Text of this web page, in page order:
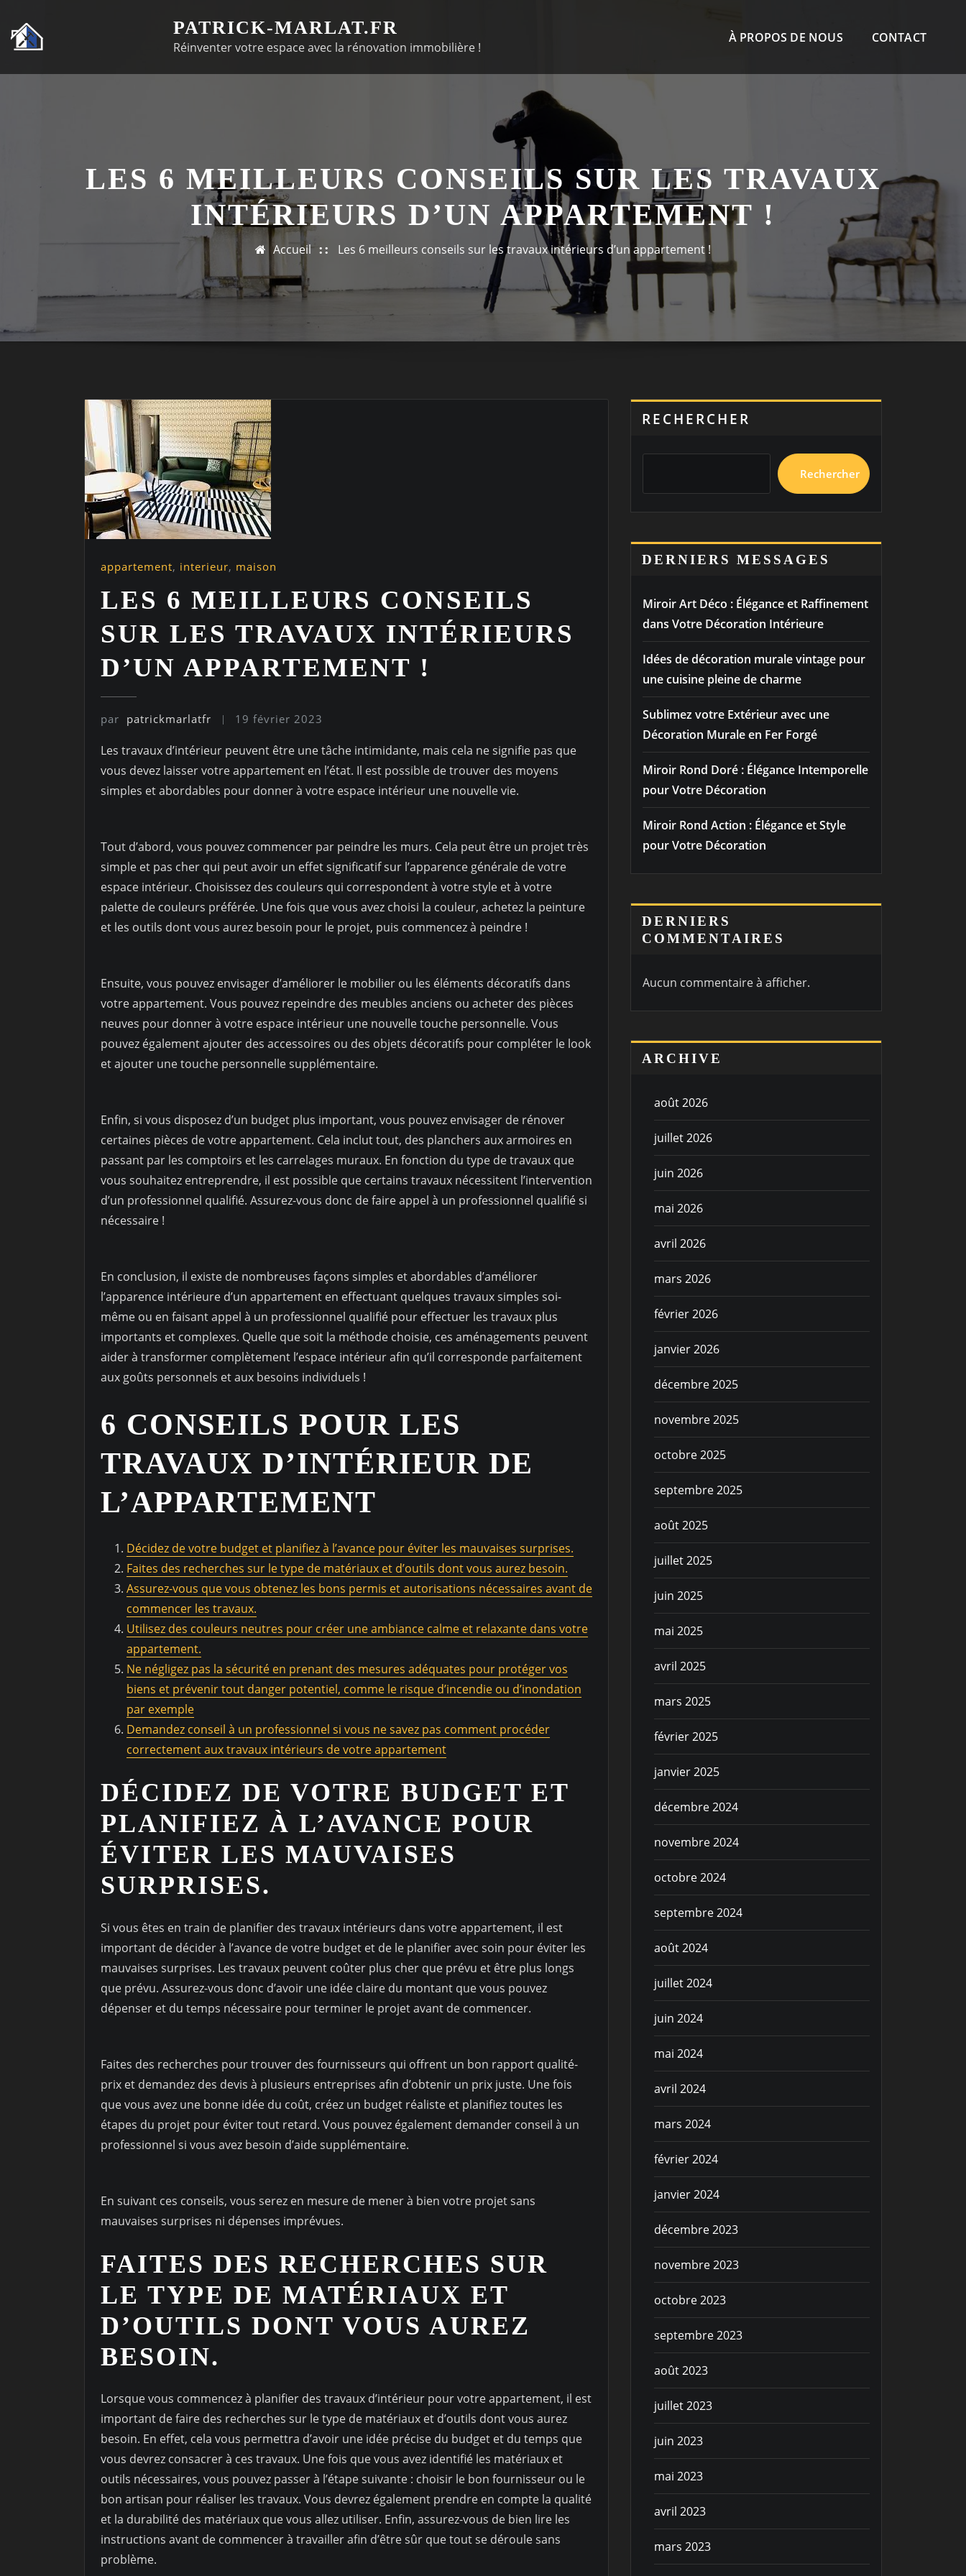
au
contenu
PATRICK-MARLAT.FR
Réinventer votre espace avec la rénovation immobilière !
À PROPOS DE NOUS CONTACT
LES 6 MEILLEURS CONSEILS SUR LES TRAVAUX
INTÉRIEURS D’UN APPARTEMENT !
Accueil Les 6 meilleurs conseils sur les travaux intérieurs d’un appartement !
appartement, interieur, maison
LES 6 MEILLEURS CONSEILS
SUR LES TRAVAUX INTÉRIEURS
D’UN APPARTEMENT !
par patrickmarlatfr 19 février 2023
Les travaux d’intérieur peuvent être une tâche intimidante, mais cela ne signifie pas que
vous devez laisser votre appartement en l’état. Il est possible de trouver des moyens
simples et abordables pour donner à votre espace intérieur une nouvelle vie.
Tout d’abord, vous pouvez commencer par peindre les murs. Cela peut être un projet très
simple et pas cher qui peut avoir un effet significatif sur l’apparence générale de votre
espace intérieur. Choisissez des couleurs qui correspondent à votre style et à votre
palette de couleurs préférée. Une fois que vous avez choisi la couleur, achetez la peinture
et les outils dont vous aurez besoin pour le projet, puis commencez à peindre !
Ensuite, vous pouvez envisager d’améliorer le mobilier ou les éléments décoratifs dans
votre appartement. Vous pouvez repeindre des meubles anciens ou acheter des pièces
neuves pour donner à votre espace intérieur une nouvelle touche personnelle. Vous
pouvez également ajouter des accessoires ou des objets décoratifs pour compléter le look
et ajouter une touche personnelle supplémentaire.
Enfin, si vous disposez d’un budget plus important, vous pouvez envisager de rénover
certaines pièces de votre appartement. Cela inclut tout, des planchers aux armoires en
passant par les comptoirs et les carrelages muraux. En fonction du type de travaux que
vous souhaitez entreprendre, il est possible que certains travaux nécessitent l’intervention
d’un professionnel qualifié. Assurez-vous donc de faire appel à un professionnel qualifié si
nécessaire !
En conclusion, il existe de nombreuses façons simples et abordables d’améliorer
l’apparence intérieure d’un appartement en effectuant quelques travaux simples soi-
même ou en faisant appel à un professionnel qualifié pour effectuer les travaux plus
importants et complexes. Quelle que soit la méthode choisie, ces aménagements peuvent
aider à transformer complètement l’espace intérieur afin qu’il corresponde parfaitement
aux goûts personnels et aux besoins individuels !
6 CONSEILS POUR LES
TRAVAUX D’INTÉRIEUR DE
L’APPARTEMENT
Décidez de votre budget et planifiez à l’avance pour éviter les mauvaises surprises.
Faites des recherches sur le type de matériaux et d’outils dont vous aurez besoin.
Assurez-vous que vous obtenez les bons permis et autorisations nécessaires avant de
commencer les travaux.
Utilisez des couleurs neutres pour créer une ambiance calme et relaxante dans votre
appartement.
Ne négligez pas la sécurité en prenant des mesures adéquates pour protéger vos
biens et prévenir tout danger potentiel, comme le risque d’incendie ou d’inondation
par exemple
Demandez conseil à un professionnel si vous ne savez pas comment procéder
correctement aux travaux intérieurs de votre appartement
DÉCIDEZ DE VOTRE BUDGET ET
PLANIFIEZ À L’AVANCE POUR
ÉVITER LES MAUVAISES
SURPRISES.
Si vous êtes en train de planifier des travaux intérieurs dans votre appartement, il est
important de décider à l’avance de votre budget et de le planifier avec soin pour éviter les
mauvaises surprises. Les travaux peuvent coûter plus cher que prévu et être plus longs
que prévu. Assurez-vous donc d’avoir une idée claire du montant que vous pouvez
dépenser et du temps nécessaire pour terminer le projet avant de commencer.
Faites des recherches pour trouver des fournisseurs qui offrent un bon rapport qualité-
prix et demandez des devis à plusieurs entreprises afin d’obtenir un prix juste. Une fois
que vous avez une bonne idée du coût, créez un budget réaliste et planifiez toutes les
étapes du projet pour éviter tout retard. Vous pouvez également demander conseil à un
professionnel si vous avez besoin d’aide supplémentaire.
En suivant ces conseils, vous serez en mesure de mener à bien votre projet sans
mauvaises surprises ni dépenses imprévues.
FAITES DES RECHERCHES SUR
LE TYPE DE MATÉRIAUX ET
D’OUTILS DONT VOUS AUREZ
BESOIN.
Lorsque vous commencez à planifier des travaux d’intérieur pour votre appartement, il est
important de faire des recherches sur le type de matériaux et d’outils dont vous aurez
besoin. En effet, cela vous permettra d’avoir une idée précise du budget et du temps que
vous devrez consacrer à ces travaux. Une fois que vous avez identifié les matériaux et
outils nécessaires, vous pouvez passer à l’étape suivante : choisir le bon fournisseur ou le
bon artisan pour réaliser les travaux. Vous devrez également prendre en compte la qualité
et la durabilité des matériaux que vous allez utiliser. Enfin, assurez-vous de bien lire les
instructions avant de commencer à travailler afin d’être sûr que tout se déroule sans
problème.
RECHERCHER
Rechercher
DERNIERS MESSAGES
Miroir Art Déco : Élégance et Raffinement
dans Votre Décoration Intérieure
Idées de décoration murale vintage pour
une cuisine pleine de charme
Sublimez votre Extérieur avec une
Décoration Murale en Fer Forgé
Miroir Rond Doré : Élégance Intemporelle
pour Votre Décoration
Miroir Rond Action : Élégance et Style
pour Votre Décoration
DERNIERS
COMMENTAIRES
Aucun commentaire à afficher.
ARCHIVE
août 2026
juillet 2026
juin 2026
mai 2026
avril 2026
mars 2026
février 2026
janvier 2026
décembre 2025
novembre 2025
octobre 2025
septembre 2025
août 2025
juillet 2025
juin 2025
mai 2025
avril 2025
mars 2025
février 2025
janvier 2025
décembre 2024
novembre 2024
octobre 2024
septembre 2024
août 2024
juillet 2024
juin 2024
mai 2024
avril 2024
mars 2024
février 2024
janvier 2024
décembre 2023
novembre 2023
octobre 2023
septembre 2023
août 2023
juillet 2023
juin 2023
mai 2023
avril 2023
mars 2023